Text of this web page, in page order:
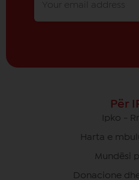
Për
Ipko -
Harta e
Mundësi
Donacione